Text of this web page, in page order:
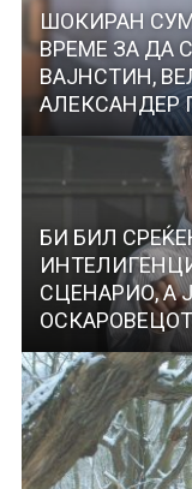
ШОКИРАН
ВРЕМЕ ЗА ДА
ВАЈНСТИН,
АЛЕКСАНДЕР
БИ БИЛ
СЦЕНАРИО, А